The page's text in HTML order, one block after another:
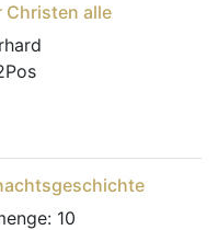
Christen alle
10